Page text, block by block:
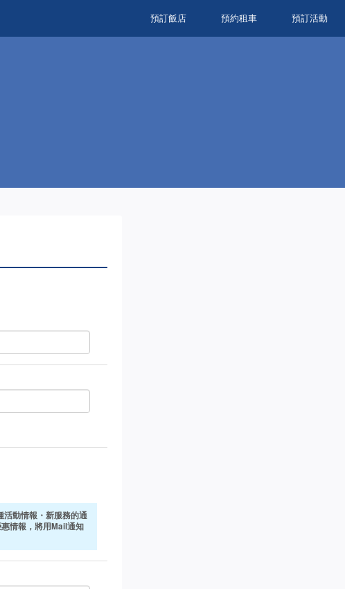
預訂活動
預約租車
預訂飯店
活動情報・新服務的通
情報，將用Mail通知